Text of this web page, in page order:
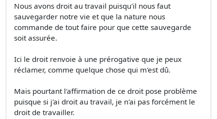
Nous avons droit au travail puisqu'il nous faut
sauvegarder notre vie et que la nature nous
commande de tout faire pour que cette sauvegarde
soit assurée.
Ici le droit renvoie à une prérogative que je peux
réclamer, comme quelque chose qui m'est dû.
Mais pourtant l'affirmation de ce droit pose problème
puisque si j'ai droit au travail, je n'ai pas forcément le
droit de travailler.